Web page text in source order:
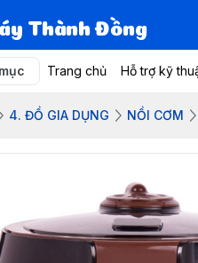
Thành Đồng
Trang chủ Hỗ trợ kỹ
4. ĐỒ GIA DỤNG NỒI CƠM